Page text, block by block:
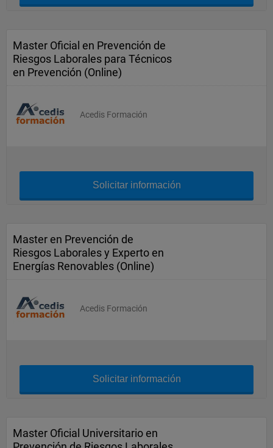
Master Oficial en Prevención de
Riesgos Laborales para Técnicos
en Prevención (Online)
Acedis Formación
Solicitar información
Master en Prevención de
Riesgos Laborales y Experto en
Energías Renovables (Online)
Acedis Formación
Solicitar información
Master Oficial Universitario en